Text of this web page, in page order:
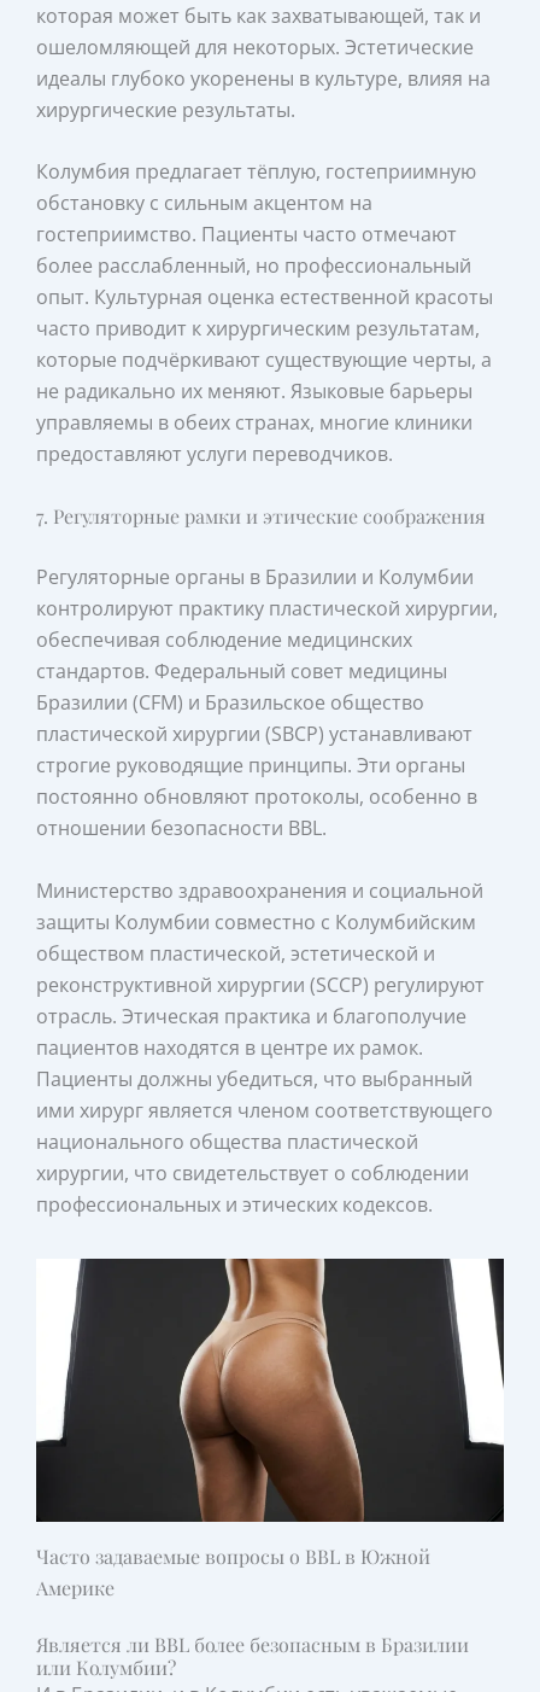
которая может быть как захватывающей, так и
ошеломляющей для некоторых. Эстетические
идеалы глубоко укоренены в культуре, влияя на
хирургические результаты.
Колумбия предлагает тёплую, гостеприимную
обстановку с сильным акцентом на
гостеприимство. Пациенты часто отмечают
более расслабленный, но профессиональный
опыт. Культурная оценка естественной красоты
часто приводит к хирургическим результатам,
которые подчёркивают существующие черты, а
не радикально их меняют. Языковые барьеры
управляемы в обеих странах, многие клиники
предоставляют услуги переводчиков.
7. Регуляторные рамки и этические соображения
Регуляторные органы в Бразилии и Колумбии
контролируют практику пластической хирургии,
обеспечивая соблюдение медицинских
стандартов. Федеральный совет медицины
Бразилии (CFM) и Бразильское общество
пластической хирургии (SBCP) устанавливают
строгие руководящие принципы. Эти органы
постоянно обновляют протоколы, особенно в
отношении безопасности BBL.
Министерство здравоохранения и социальной
защиты Колумбии совместно с Колумбийским
обществом пластической, эстетической и
реконструктивной хирургии (SCCP) регулируют
отрасль. Этическая практика и благополучие
пациентов находятся в центре их рамок.
Пациенты должны убедиться, что выбранный
ими хирург является членом соответствующего
национального общества пластической
хирургии, что свидетельствует о соблюдении
профессиональных и этических кодексов.
Часто задаваемые вопросы о BBL в Южной
Америке
Является ли BBL более безопасным в Бразилии
или Колумбии?